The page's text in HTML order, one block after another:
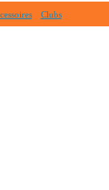
Clubs